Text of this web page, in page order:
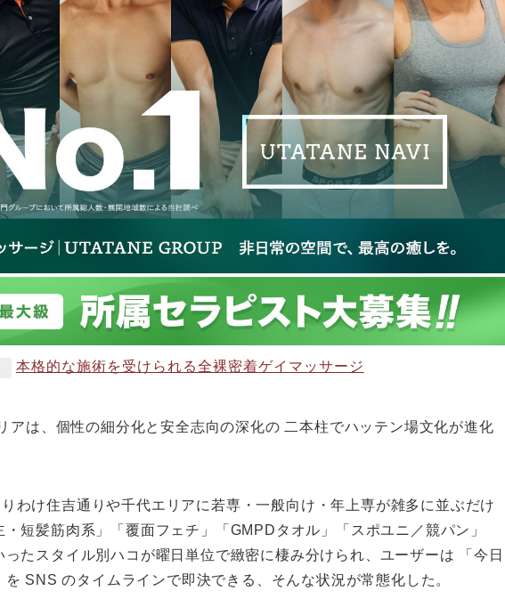
本格的な施術を受けられる全裸密着ゲイマッサージ
アは、 個性の細分化と安全志向の深化の 二本柱でハッテン場文化が進化
わけ住吉通りや千代エリアに若専・一般向け・年上専が雑多に並ぶだけ
・短髪筋肉系」「覆面フェチ」「GMPDタオル」「スポユニ／競パン」
ったスタイル別ハコが曜日単位で緻密に棲み分けられ、ユーザーは 「今日
SNS のタイムラインで即決できる、そんな状況が常態化した。